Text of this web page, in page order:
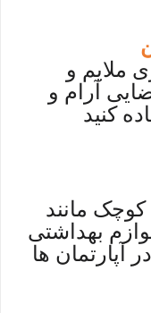
ملایم و
آرام و
کنید
مانند
بهداشتی
آپارتمان ها